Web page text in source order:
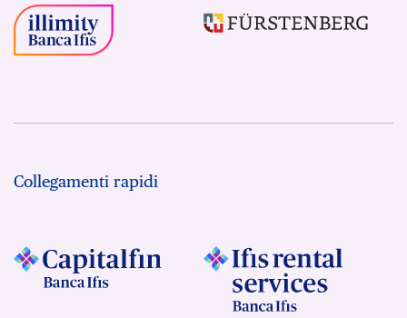
Collegamenti rapidi